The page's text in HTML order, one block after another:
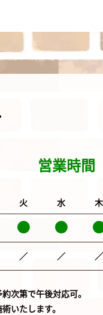
営業時間
火 水 木
／ ／ ／
次第で午後対応可。
いたします。